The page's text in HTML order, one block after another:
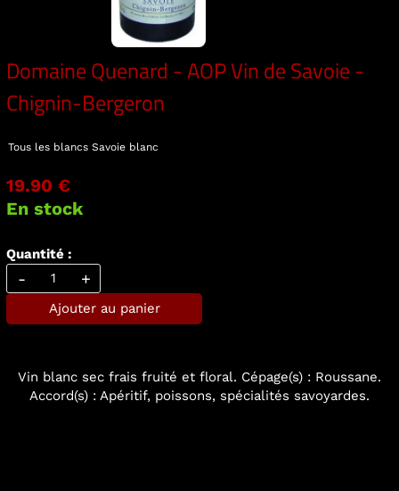
Domaine Quenard - AOP Vin de Savoie -
Chignin-Bergeron
Tous les blancs Savoie blanc
19.90 €
En stock
Quantité :
- +
Ajouter au panier
Vin blanc sec frais fruité et floral. Cépage(s) : Roussane.
Accord(s) : Apéritif, poissons, spécialités savoyardes.